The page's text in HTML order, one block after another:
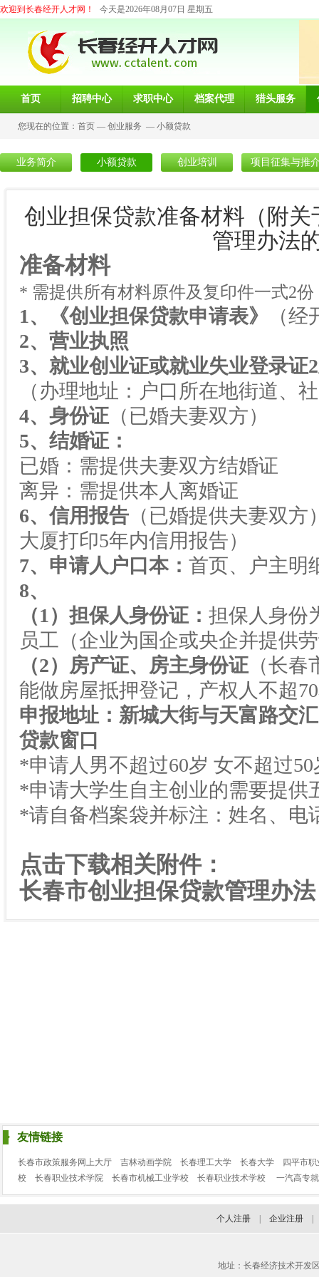
欢迎到长春经开人才网！ 今天是2026年08月07日 星期五
首页 招聘中心 求职中心 档案代理 猎头服务
您现在的位置： 首页 — 创业服务 — 小额贷款
业务简介 小额贷款 创业培训 项目征集与推
创业担保贷款准备材料（附
管理办法
准备材料
* 需提供所有材料原件及复印件一式2份
1、《创业担保贷款申请表》
（
2、营业执照
3、就业创业证或就业失业登录证2
（办理地址：户口所在地街道、
4、身份证 （已婚夫妻双方）
5、结婚证：
已婚：需提供夫妻双方结婚证
离异：需提供本人离婚证
6、信用报告 （已婚提供夫妻双
大厦打印5年内信用报告）
7、申请人户口本： 首页、户主明
8、
（1）担保人身份证： 担保人身份
员工（企业为国企或央企并提供
（2）房产证、房主身份证 （长
能做房屋抵押登记，产权人不超70
申报地址：新城大街与天富路交
贷款窗口
*申请人男不超过60岁 女不超过50
*申请大学生自主创业的需要提供
*请自备档案袋并标注：姓名、电
点击下载相关附件：
长春市创业担保贷款管理办法
友情链接
长春市政策服务网上大厅 吉林动画学院 长春理工大学 长春大学
四平市
校
长春职业技术学院 长春市机械工业学校 长春职业技术学校 一汽高专
个人注册 企业注册
地址：长春经济技术开发